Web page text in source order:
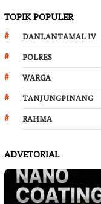
TOPIK POPULER
DANLANTAMAL IV
POLRES
WARGA
TANJUNGPINANG
RAHMA
ADVETORIAL